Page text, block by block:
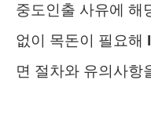
중도인출 사유에 해
없이 목돈이 필요해
면 절차와 유의사항